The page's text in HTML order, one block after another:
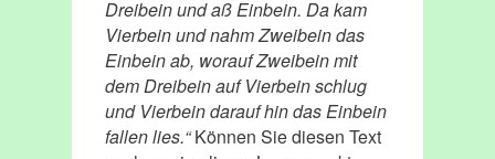
Dreibein und aß Einbein. Da kam
Vierbein und nahm Zweibein das
Einbein ab, worauf Zweibein mit
dem Dreibein auf Vierbein schlug
und Vierbein darauf hin das Einbein
fallen lies.“Können Sie diesen Text